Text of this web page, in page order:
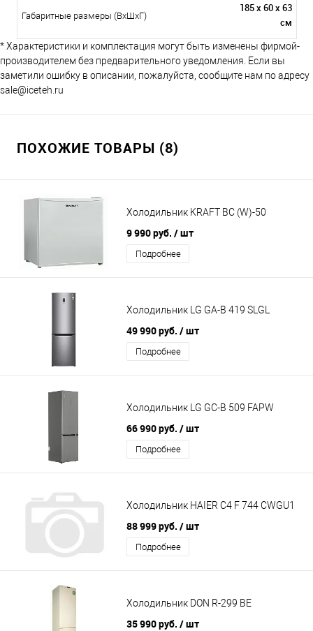
Габаритные размеры (ВхШхГ)
185 х 60 х 63
см
* Характеристики и комплектация могут быть изменены фирмой-
производителем без предварительного уведомления. Если вы
заметили ошибку в описании, пожалуйста, сообщите нам по адресу
sale@iceteh.ru
ПОХОЖИЕ ТОВАРЫ (8)
Холодильник KRAFT BC (W)-50
9 990 руб. / шт
Подробнее
Холодильник LG GA-B 419 SLGL
49 990 руб. / шт
Подробнее
Холодильник LG GC-B 509 FAPW
66 990 руб. / шт
Подробнее
Холодильник HAIER C4 F 744 CWGU1
88 999 руб. / шт
Подробнее
Холодильник DON R-299 BE
35 990 руб. / шт